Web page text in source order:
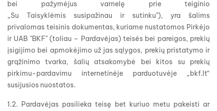
bei pažymėjus varnelę prie teiginio
„Su Taisyklėmis susipažinau ir sutinku"), yra šalims
privalomas teisinis dokumentas, kuriame nustatomos Pirkėjo
ir UAB "BKF" (toliau – Pardavėjas) teisės bei pareigos, prekių
įsigijimo bei apmokėjimo už jas sąlygos, prekių pristatymo ir
grąžinimo tvarka, šalių atsakomybė bei kitos su prekių
pirkimu-pardavimu internetinėje parduotuvėje „bkf.lt“
susijusios nuostatos.
1.2. Pardavėjas pasilieka teisę bet kuriuo metu pakeisti ar